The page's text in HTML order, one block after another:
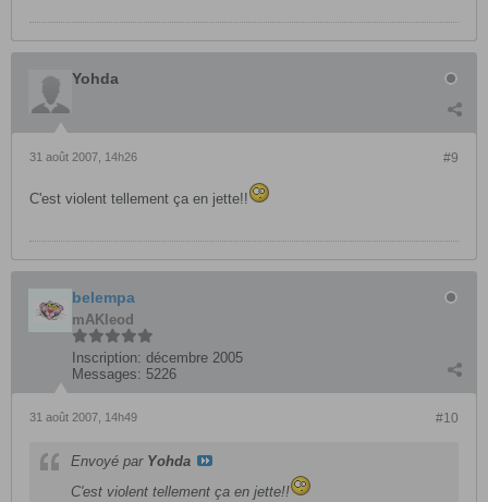
Yohda
#9
31 août 2007, 14h26
C'est violent tellement ça en jette!!
belempa
mAKleod
Inscription: décembre 2005
Messages: 5226
#10
31 août 2007, 14h49
Envoyé par Yohda
C'est violent tellement ça en jette!!